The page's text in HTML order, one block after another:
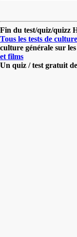
Fin du test/quiz/quizz
Tous les tests de
culture générale sur les
et films
Un quiz / test gratuit